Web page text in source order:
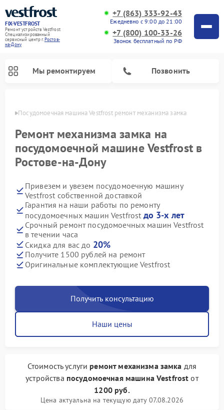
FIX-VESTFROST
Ремонт устройств Vestfrost
Специализированный
cервисный центр г.Ростов-
на-Дону
+7 (863) 333-92-43
Ежедневно с 9:00 до 21:00
+7 (800) 100-33-26
Звонок бесплатный по РФ
Мы ремонтируем Позвонить
Посудомоечная машина Vestfrost ремонт механизма замка
Ремонт механизма замка на
посудомоечной машине Vestfrost в
Ростове-на-Дону
Привезем и увезем посудомоечную машину
Vestfrost собственной доставкой
Гарантия на наши работы по ремонту
посудомоечных машин Vestfrost до 3-х лет
Срочный ремонт посудомоечных машин Vestfrost
в течении часа
Скидка для вас до 20%
Получите 1500 рублей на ремонт
Оригинальные комплектующие Vestfrost
Получить консультацию
Наши цены
Стоимость услуги ремонт механизма замка для
устройства посудомоечная машина Vestfrost от
1200 руб.
Цена актуальна на текущую дату 07.08.2026